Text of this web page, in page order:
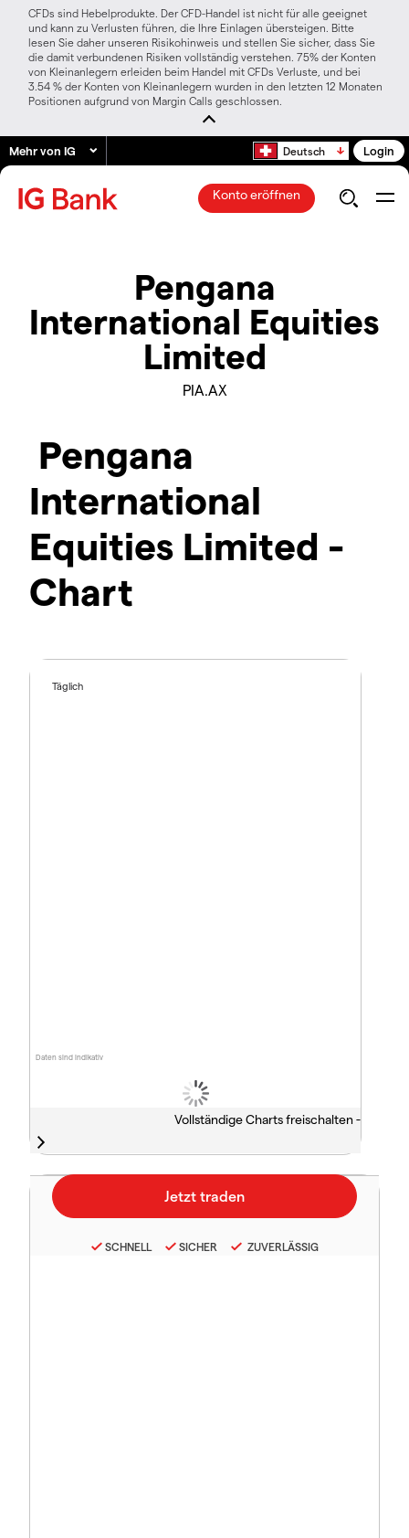
CFDs sind Hebelprodukte. Der CFD-Handel ist nicht für alle geeignet
und kann zu Verlusten führen, die Ihre Einlagen übersteigen. Bitte
lesen Sie daher unseren Risikohinweis und stellen Sie sicher, dass Sie
die damit verbundenen Risiken vollständig verstehen. 75% der Konten
von Kleinanlegern erleiden beim Handel mit CFDs Verluste, und bei
3.54 % der Konten von Kleinanlegern wurden in den letzten 12 Monaten
Positionen aufgrund von Margin Calls geschlossen.
Mehr von IG Deutsch Login
Konto eröffnen
Pengana
International Equities
Limited
PIA.AX
Pengana
International
Equities Limited -
Chart
Daten sind indikativ
Täglich
Vollständige Charts freischalten -
SCHNELL SICHER ZUVERLÄSSIG